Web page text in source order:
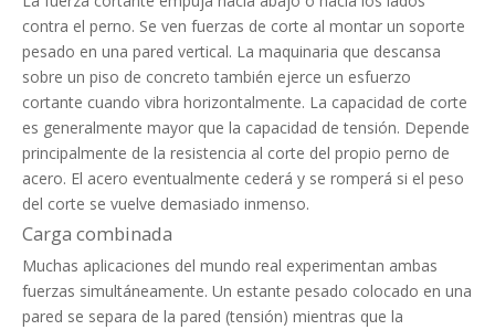
contra el perno. Se ven fuerzas de corte al montar un soporte
pesado en una pared vertical. La maquinaria que descansa
sobre un piso de concreto también ejerce un esfuerzo
cortante cuando vibra horizontalmente. La capacidad de corte
es generalmente mayor que la capacidad de tensión. Depende
principalmente de la resistencia al corte del propio perno de
acero. El acero eventualmente cederá y se romperá si el peso
del corte se vuelve demasiado inmenso.
Carga combinada
Muchas aplicaciones del mundo real experimentan ambas
fuerzas simultáneamente. Un estante pesado colocado en una
pared se separa de la pared (tensión) mientras que la